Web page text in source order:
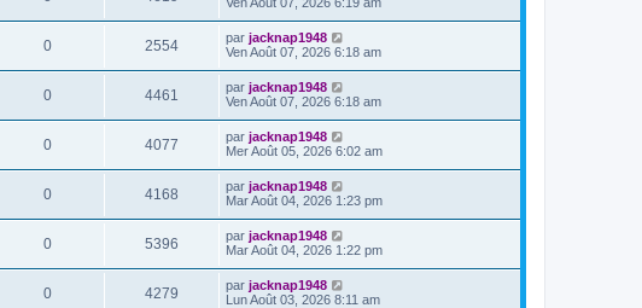
0 2554 par jacknap1948
Ven Août 07, 2026 6:18 am
0 4461 par jacknap1948
Ven Août 07, 2026 6:18 am
0 4077 par jacknap1948
Mer Août 05, 2026 6:02 am
0 4168 par jacknap1948
Mar Août 04, 2026 1:23 pm
0 5396 par jacknap1948
Mar Août 04, 2026 1:22 pm
0 4279 par jacknap1948
Lun Août 03, 2026 8:11 am